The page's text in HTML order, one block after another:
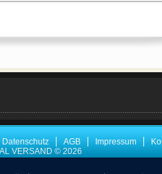
Datenschutz AGB Impressum
VERSAND © 2026